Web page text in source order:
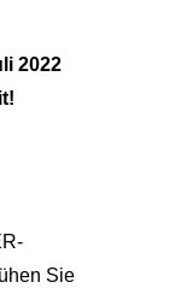
2022
Sie